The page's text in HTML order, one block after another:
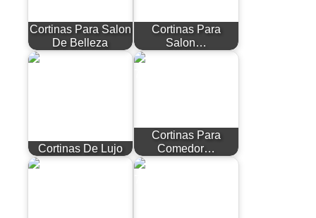
Cortinas Para Salon
De Belleza
Cortinas Para
Salon…
Cortinas De Lujo
Cortinas Para
Comedor…